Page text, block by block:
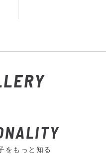
をもっと知る